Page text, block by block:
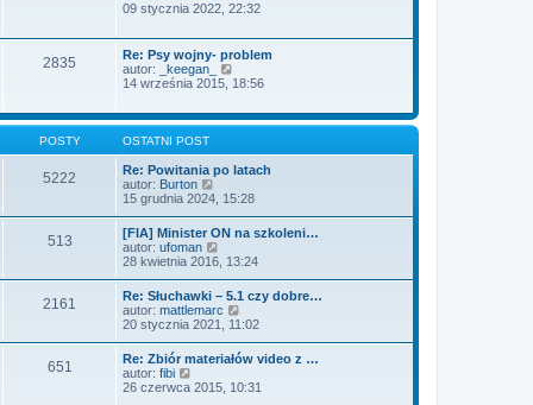
p
t
o
s
z
y
p
s
t
t
l
j
n
o
s
z
p
o
t
y
w
i
e
t
l
a
o
w
s
z
y
p
s
t
09 stycznia 2022, 22:32
2835
Re: Psy wojny- problem
autor:
_keegan_
y
w
i
t
l
a
o
s
z
y
p
o
t
14 września 2015, 18:56
POSTY OSTATNI POST
5222
Re: Powitania po latach
autor: Burton
y
w
i
e
t
l
n
a
j
n
o
w
s
z
15 grudnia 2024, 15:28
513
[FIA] Minister ON na szkoleni…
autor: ufoman
w
e
t
l
n
j
28 kwietnia 2016, 13:24
2161
Re: Słuchawki – 5.1 czy dobre…
autor: mattlemarc
y
w
i
e
t
20 stycznia 2021, 11:02
651
Re: Zbiór materiałów video z …
autor: fibi
y
26 czerwca 2015, 10:31